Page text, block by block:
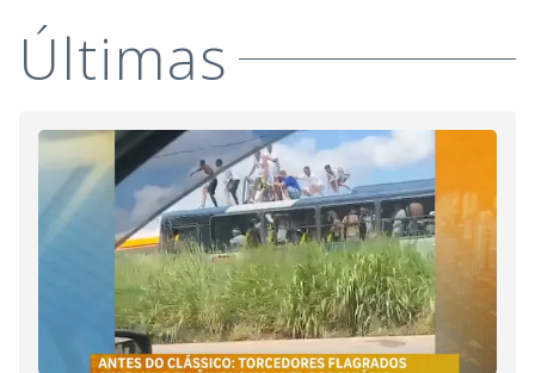
i
d
e
o
Últimas